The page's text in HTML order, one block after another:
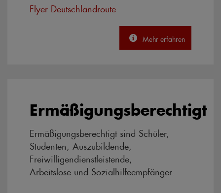
Flyer Deutschlandroute
Mehr erfahren
Ermäßigungsberechtigt
Ermäßigungsberechtigt sind Schüler,
Studenten, Auszubildende,
Freiwilligendienstleistende,
Arbeitslose und Sozialhilfeempfänger.